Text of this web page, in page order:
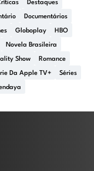
Destaques
Documentários
Globoplay HBO
Novela Brasileira
Show Romance
Da Apple TV+ Séries